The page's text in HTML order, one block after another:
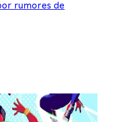
rumores de